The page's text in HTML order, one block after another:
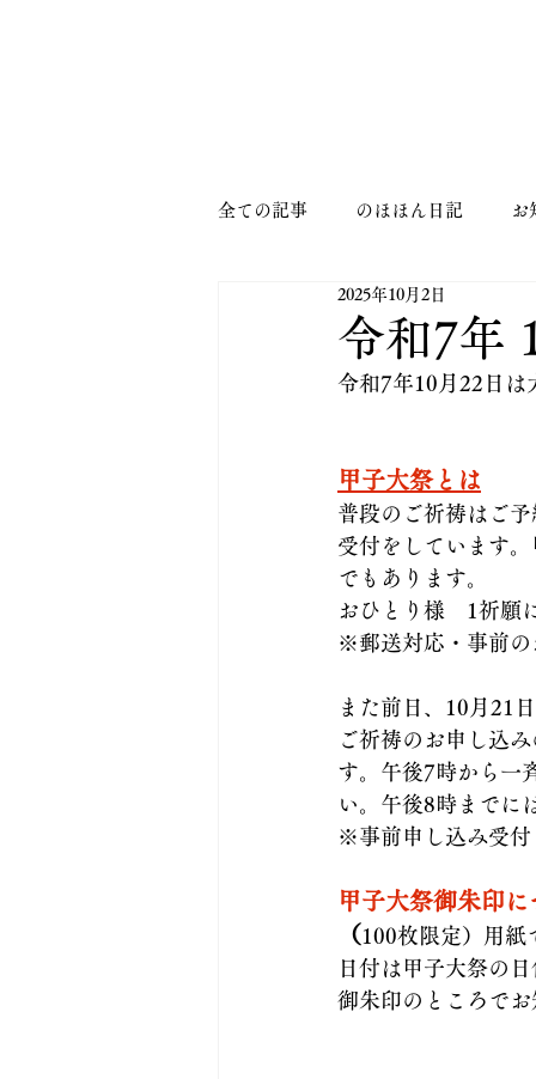
全ての記事 のほほん日記 お
令和7年
2025年10月2日
令和7年10月22日は
甲子大祭とは
普段のご祈祷はご
受付をしています
でもあります。
おひとり様　1祈
※郵送対応・事前の
また前日、10月21
ご祈祷のお申し込
す。午後7時から一
い。午後8時までに
※事前申し込み受付
甲子大祭御朱印に
（ 100枚限定）用紙
日付は甲子大祭の
御朱印のところで